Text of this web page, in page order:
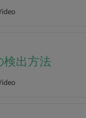
検出方法